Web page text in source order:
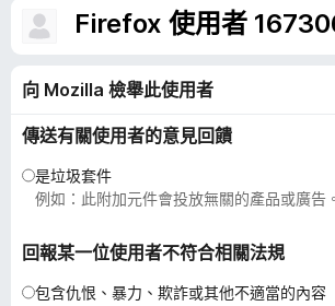
f
加
件
Firefox 使用者
向 Mozilla 檢舉此使用者
傳送有關使用者的意見回饋
是垃圾套件
例如：此附加元件會投放無關的產品或廣告。
回報某一位使用者不符合相關法規
包含仇恨、暴力、欺詐或其他不適當的內容